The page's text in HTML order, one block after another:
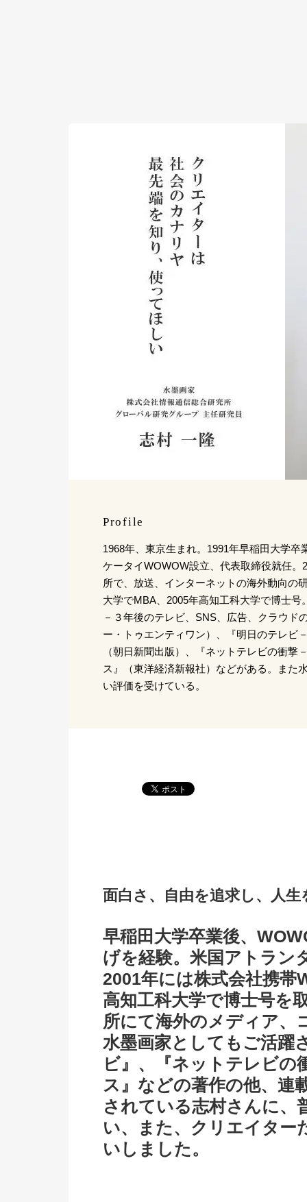
Profile
1968年、東京生まれ。1991年早稲田大学卒
ケータイWOWOW設立、代表取締役就任。
所で、放送、インターネットの海外動向の
大学でMBA、2005年高知工科大学で博士
－３年後のテレビ、SNS、広告、クラウド
ー・トゥエンティワン）、『明日のテレビ
（朝日新聞出版）、『ネットテレビの衝撃
ス』（東洋経済新報社）などがある。また
い評価を受けている。
面白さ、自由を追求し、人生
早稲田大学卒業後、
げを経験。米国アトラン
2001年には株式会社携帯
高知工科大学で博士号を
所にて海外のメディア、
水墨画家としてもご活躍
ビ』、『ネットテレビ
ス』などの著作の他、連
されている志村さんに、
い、また、クリエイター
いしました。